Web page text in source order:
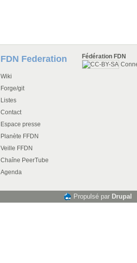
FDN Federation
Wiki
Forge/git
Listes
Contact
Espace presse
Planète FFDN
Veille FFDN
Chaîne PeerTube
Agenda
Fédération FDN
Propulsé par Drupal